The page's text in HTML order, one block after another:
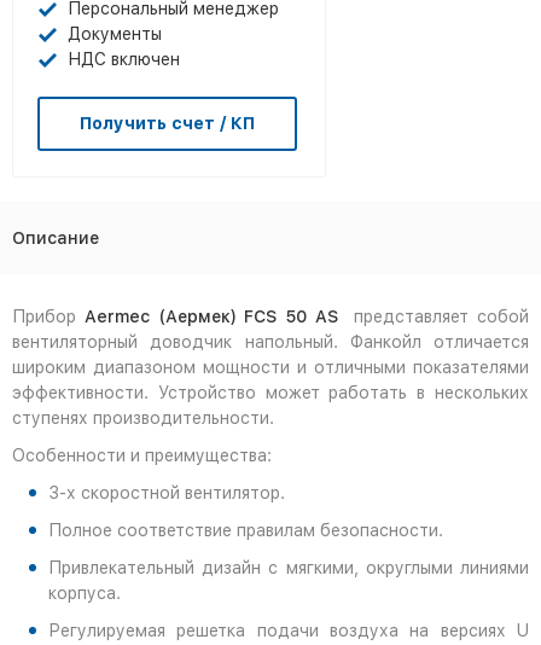
Персональный менеджер
Документы
НДС включен
Получить счет / КП
Описание
Прибор Aermec (Аермек) FCS 50 ASпредставляет собой
вентиляторный доводчик напольный. Фанкойл отличается
широким диапазоном мощности и отличными показателями
эффективности. Устройство может работать в нескольких
ступенях производительности.
Особенности и преимущества:
3-х скоростной вентилятор.
Полное соответствие правилам безопасности.
Привлекательный дизайн с мягкими, округлыми линиями
корпуса.
Регулируемая решетка подачи воздуха на версиях U